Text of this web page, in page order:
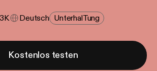
Deutsch Unterhal​tung
Kostenlos testen